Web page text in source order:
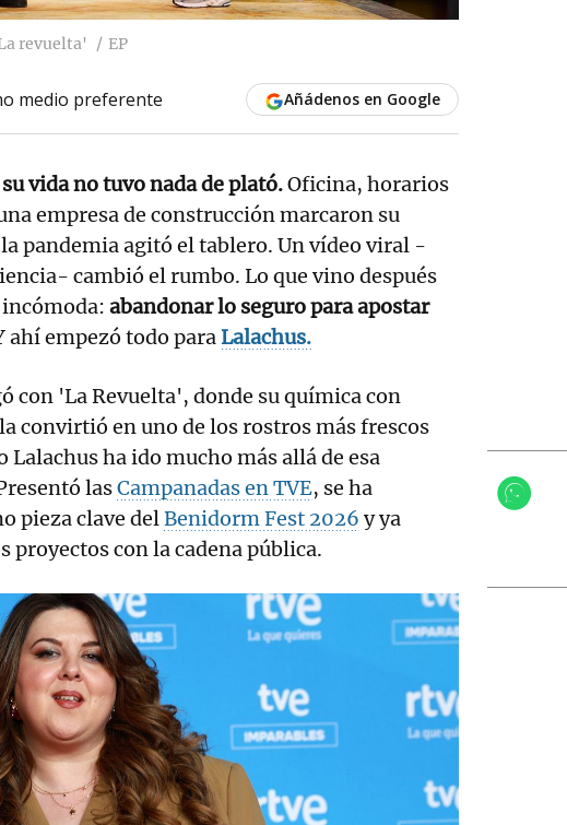
revuelta' EP
medio preferente Añádenos en Google
vida no tuvo nada de plató.Oficina, horarios
empresa de construcción marcaron su
pandemia agitó el tablero. Un vídeo viral -
cambió el rumbo. Lo que vino después
abandonar lo seguro para apostar
ahí empezó todo paraLalachus.
con 'La Revuelta', donde su química con
la convirtió en uno de los rostros más frescos
Lalachus ha ido mucho más allá de esa
lasCampanadas en TVE, se ha
pieza clave delBenidorm Fest 2026 y ya
proyectos con la cadena pública.